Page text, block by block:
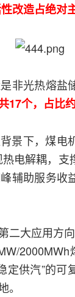
改造占绝对
非光热熔盐
17个，占比
景下，煤电
电解耦，
辅助服务收
二大应用方
定供汽”的
。